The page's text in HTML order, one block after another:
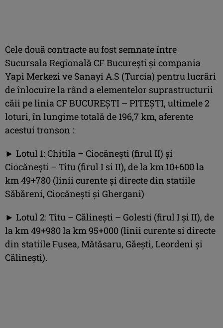
Cele două contracte au fost semnate între
Sucursala Regională CF București și compania
Yapi Merkezi ve Sanayi A.S (Turcia) pentru lucrări
de înlocuire la rând a elementelor suprastructurii
căii pe linia CF BUCUREȘTI – PITEȘTI, ultimele 2
loturi, în lungime totală de 196,7 km, aferente
acestui tronson :
► Lotul 1: Chitila – Ciocănești (firul II) și
Ciocănești – Titu (firul I si II), de la km 10+600 la
km 49+780 (linii curente și directe din statiile
Săbăreni, Ciocănești și Ghergani)
► Lotul 2: Titu – Călinești – Golesti (firul I și II), de
la km 49+980 la km 95+000 (linii curente si directe
din statiile Fusea, Mătăsaru, Găești, Leordeni și
Călinești).